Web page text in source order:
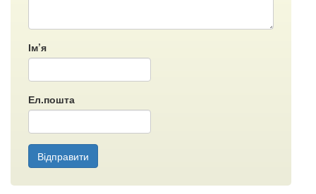
Ім’я
Ел.пошта
Відправити